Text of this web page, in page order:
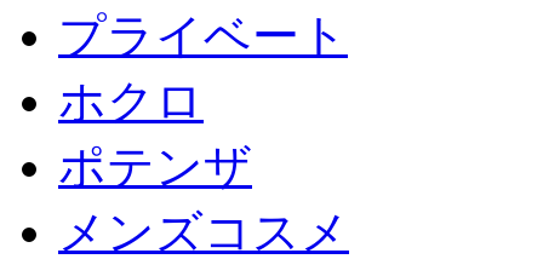
プライベート
ホクロ
ポテンザ
メンズコスメ